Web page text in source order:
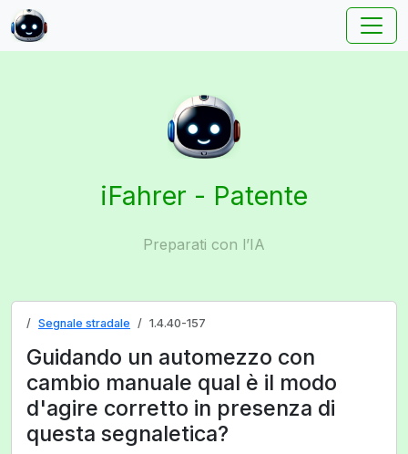
iFahrer - Patente
Preparati con l’IA
Segnale stradale 1.4.40-157
Guidando un automezzo con
cambio manuale qual è il modo
d'agire corretto in presenza di
questa segnaletica?